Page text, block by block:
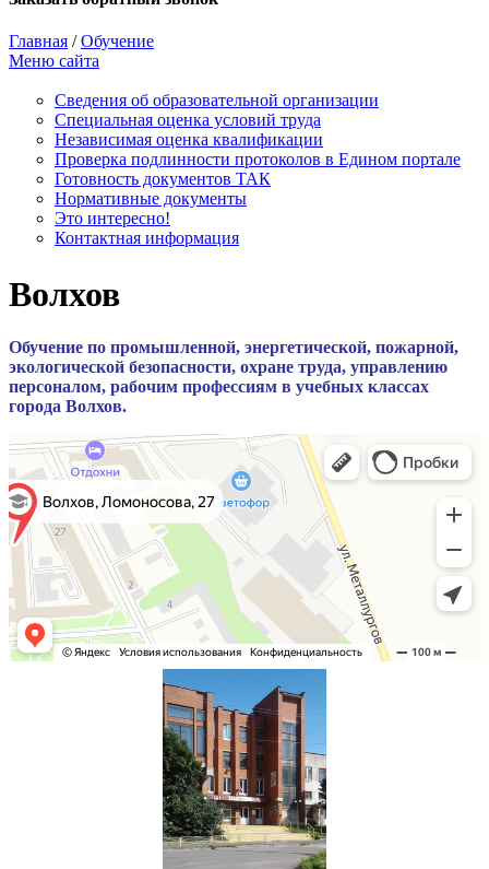
Главная /Обучение
Меню сайта
Сведения об образовательной организации
Cпециальная оценка условий труда
Независимая оценка квалификации
Проверка подлинности протоколов в Едином портале
Готовность документов ТАК
Нормативные документы
Это интересно!
Контактная информация
Волхов
Обучение по промышленной, энергетической, пожарной,
экологической безопасности, охране труда, управлению
персоналом, рабочим профессиям в учебных классах
города Волхов.